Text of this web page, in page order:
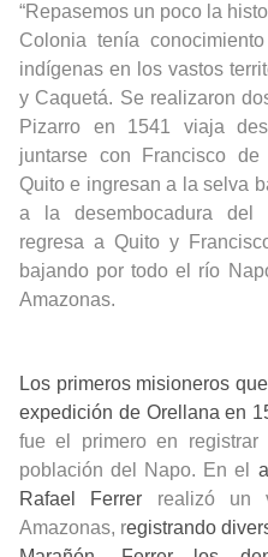
“Repasemos un poco la
Colonia tenía
indígenas en los vastos
y Caquetá. Se realizaron
Pizarro en 1541 viaja
juntarse con Francisco
Quito e ingresan a la selva
a la desembocadura del
regresa a Quito y
bajando por todo el río
Amazonas.
Los primeros misioneros
expedición de Orellana en
fue el primero en
población del Napo. En el
Rafael Ferrer realizó un
Amazonas, registrando